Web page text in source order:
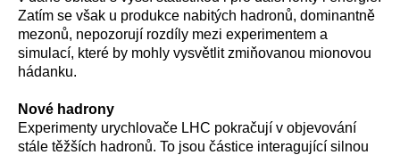
Zatím se však u produkce nabitých hadronů, dominantně
mezonů, nepozorují rozdíly mezi experimentem a
simulací, které by mohly vysvětlit zmiňovanou mionovou
hádanku.
Nové hadrony
Experimenty urychlovače LHC pokračují v objevování
stále těžších hadronů. To jsou částice interagující silnou